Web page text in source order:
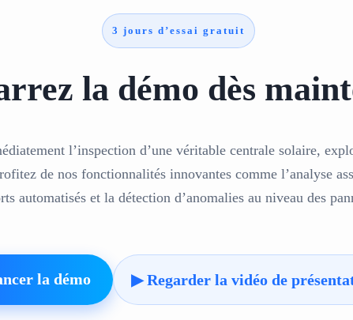
3 jours d’essai gratuit
la démo dès
l’inspection d’une véritable centrale solaire,
de nos fonctionnalités innovantes comme l’analyse
automatisés et la détection d’anomalies au niveau des
la démo ▶ Regarder la vidéo de